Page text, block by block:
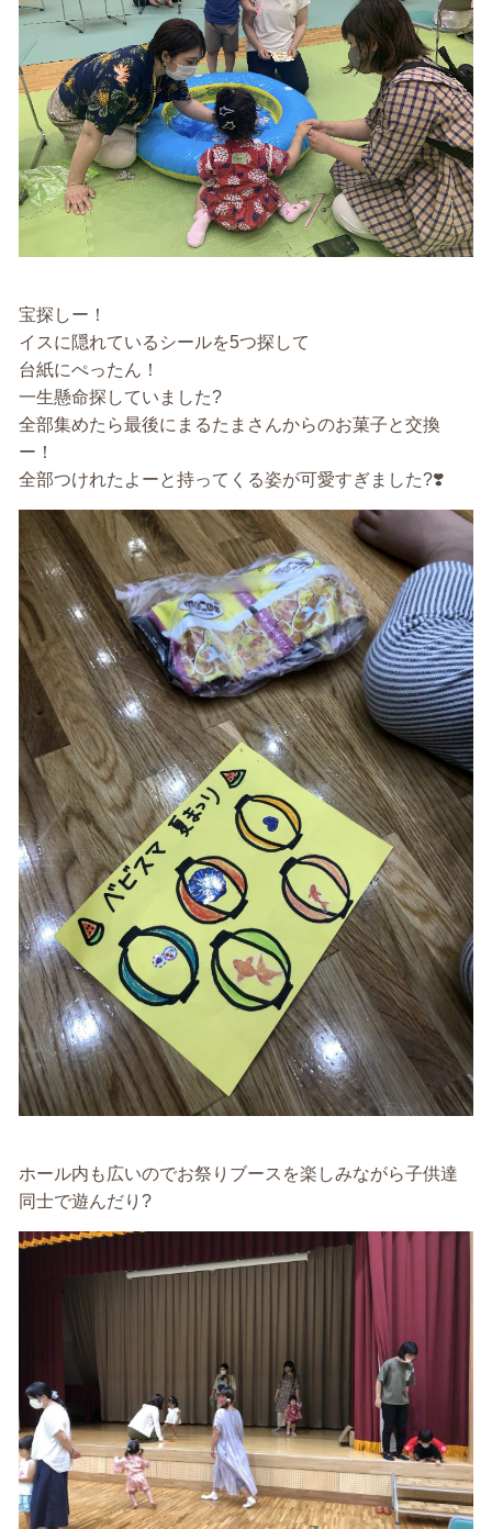
宝探しー！
イスに隠れているシールを5つ探して
台紙にぺったん！
一生懸命探していました?
全部集めたら最後にまるたまさんからのお菓子と交換
ー！
全部つけれたよーと持ってくる姿が可愛すぎました?❣️
ホール内も広いのでお祭りブースを楽しみながら子供達
同士で遊んだり?